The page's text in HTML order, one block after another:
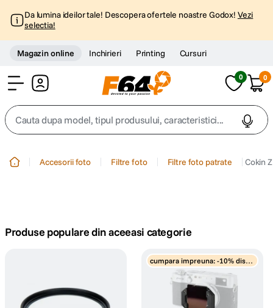
Da lumina ideilor tale! Descopera ofertele noastre Godox! Vezi
selectia!
Magazin online Inchirieri Printing Cursuri
0 0
Cauta dupa model, tipul produsului, caracteristici...
trepied telefon
5. canon sx740 hs
Accesorii foto Filtre foto Filtre foto patrate Cokin
Produse populare din aceeasi categorie
cumpara impreuna: -10% disco